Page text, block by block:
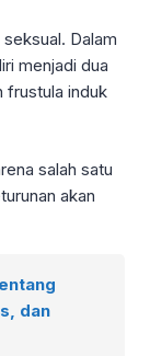
Dalam
menjadi dua
frustula induk
salah satu
akan
dan